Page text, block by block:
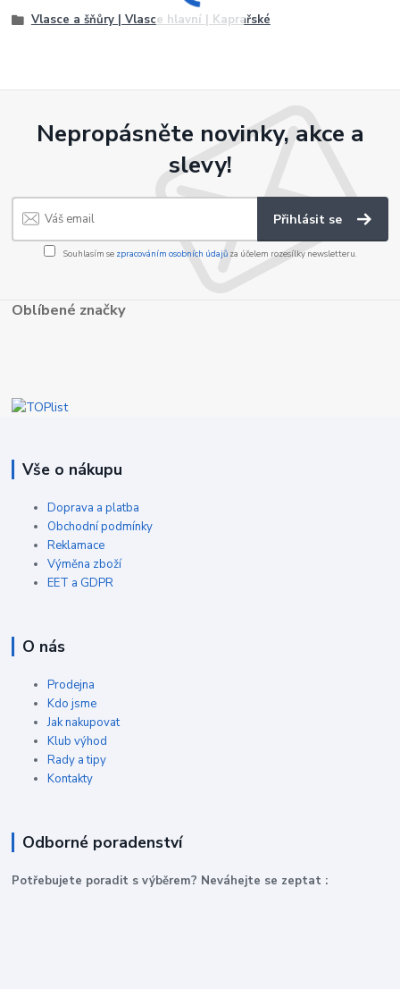
Vlasce a šňůry | Vlasce hlavní | Kaprařské
Nepropásněte novinky, akce a
slevy!
Přihlásit se
Souhlasím se zpracováním osobních údajůza účelem rozesílky newsletteru.
Oblíbené značky
Vše o nákupu
Doprava a platba
Obchodní podmínky
Reklamace
Výměna zboží
EET a GDPR
O nás
Prodejna
Kdo jsme
Jak nakupovat
Klub výhod
Rady a tipy
Kontakty
Odborné poradenství
Potřebujete poradit s výběrem? Neváhejte se zeptat :